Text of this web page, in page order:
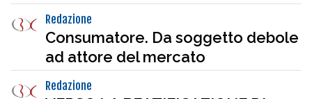
Redazione
Consumatore. Da soggetto debole
ad attore del mercato
Redazione